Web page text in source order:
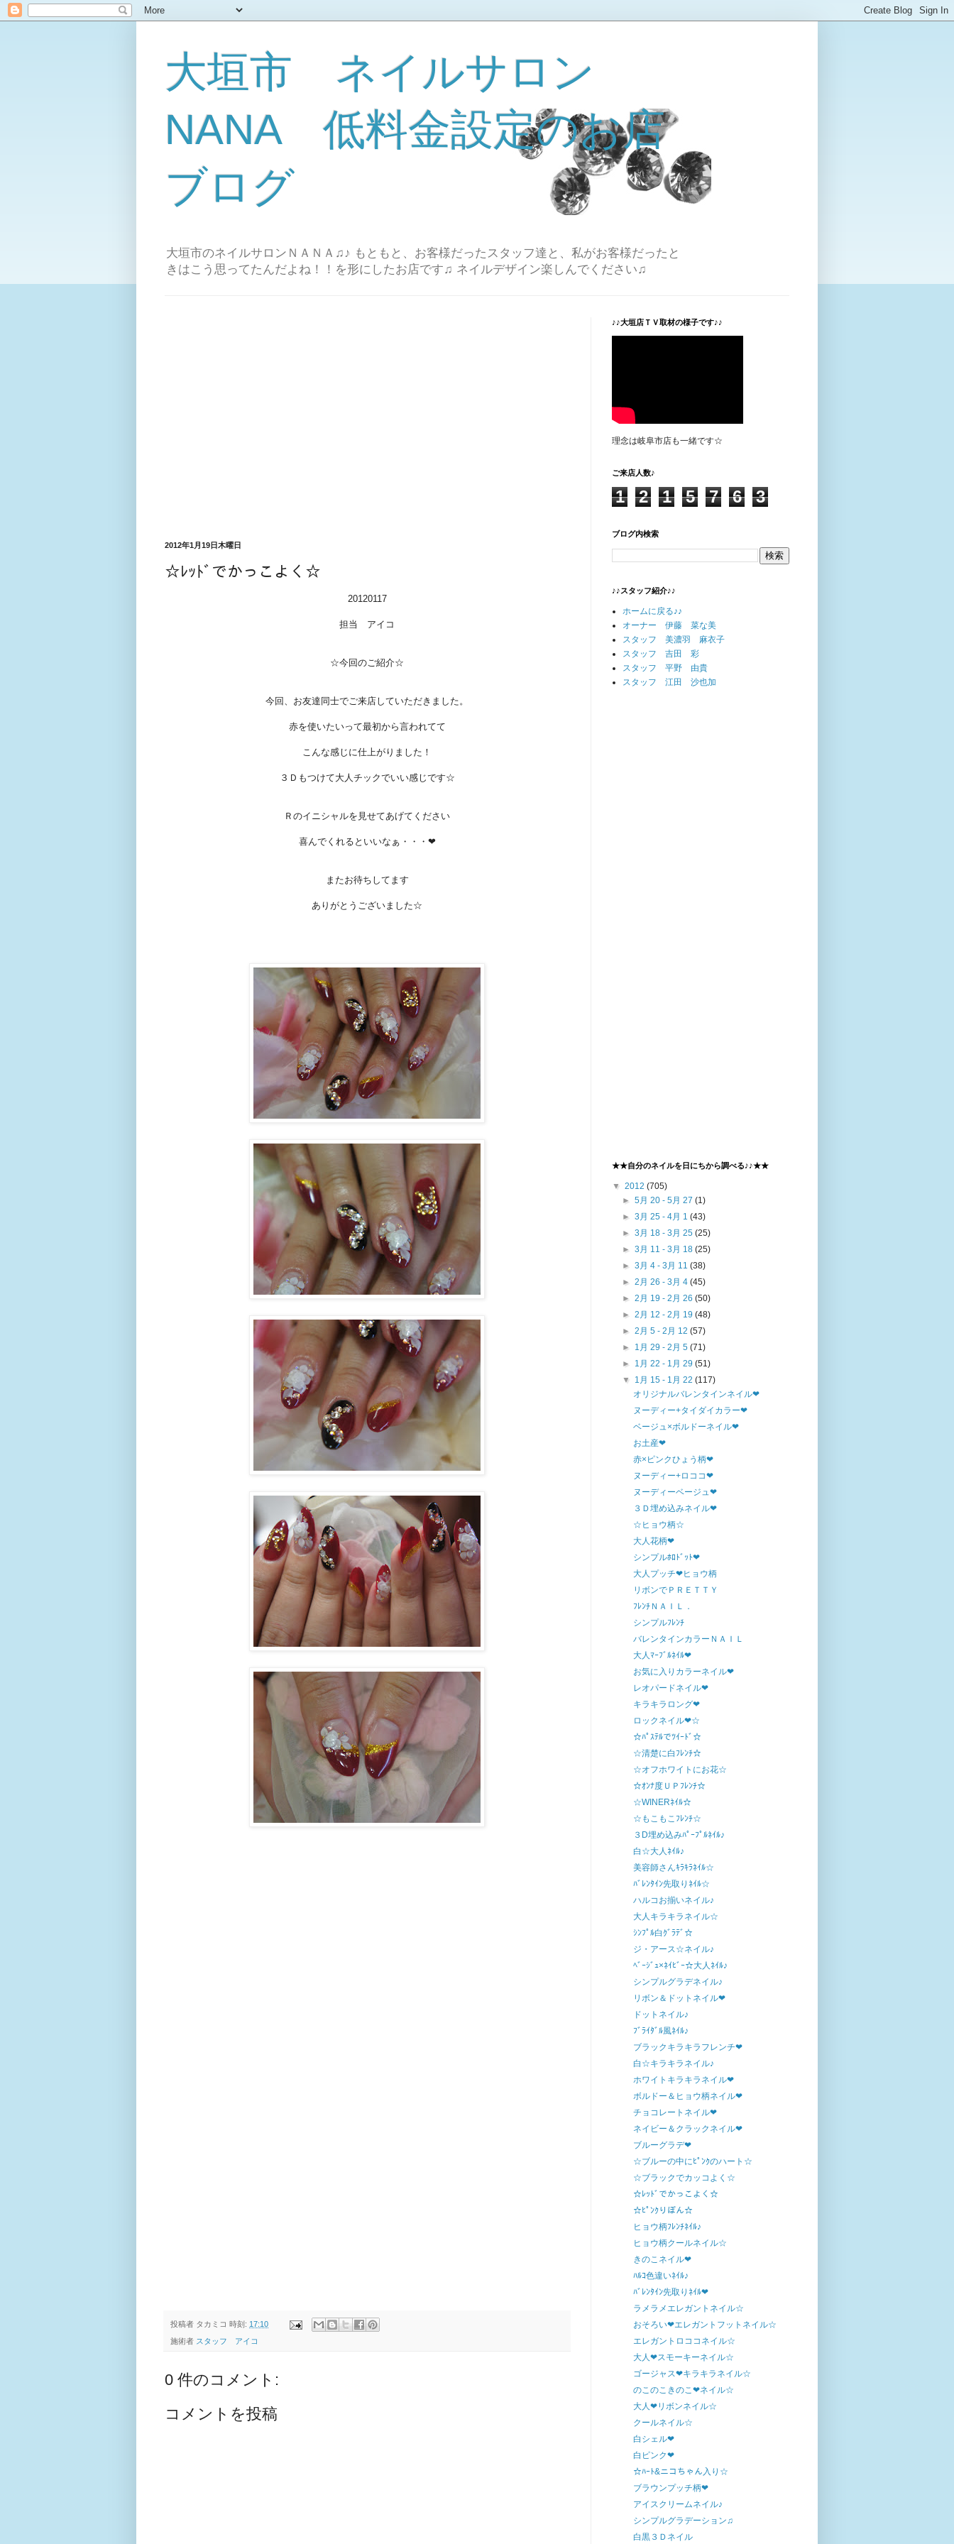
大垣市 ネイルサロン
NANA 低料金設定のお店
ブログ
大垣市のネイルサロンＮＡＮＡ♫♪ もともと、お客様だったスタッフ達と、私がお客様だったと
きはこう思ってたんだよね！！を形にしたお店です♫ ネイルデザイン楽しんでください♫
2012年1月19日木曜日
☆ﾚｯﾄﾞでかっこよく☆
20120117
担当 アイコ
☆今回のご紹介☆
今回、お友達同士でご来店していただきました。
赤を使いたいって最初から言われてて
こんな感じに仕上がりました！
３Ｄもつけて大人チックでいい感じです☆
Ｒのイニシャルを見せてあげてください
喜んでくれるといいなぁ・・・❤
またお待ちしてます
ありがとうございました☆
投稿者 タカミコ 時刻: 17:10
施術者 スタッフ アイコ
0 件のコメント:
コメントを投稿
♪♪大垣店ＴＶ取材の様子です♪♪
理念は岐阜市店も一緒です☆
ご来店人数♪
1 2 1 5 7 6 3
ブログ内検索
♪♪スタッフ紹介♪♪
ホームに戻る♪♪
オーナー 伊藤 菜な美
スタッフ 美濃羽 麻衣子
スタッフ 吉田 彩
スタッフ 平野 由貴
スタッフ 江田 沙也加
★★自分のネイルを日にちから調べる♪♪★★
▼ 2012 (705)
►5月 20 - 5月 27(1)
►3月 25 - 4月 1(43)
►3月 18 - 3月 25(25)
►3月 11 - 3月 18(25)
►3月 4 - 3月 11(38)
►2月 26 - 3月 4(45)
►2月 19 - 2月 26(50)
►2月 12 - 2月 19(48)
►2月 5 - 2月 12(57)
► 1月 29 - 2月 5(71)
► 1月 22 - 1月 29(51)
▼ 1月 15 - 1月 22(117)
オリジナルバレンタインネイル❤
ヌーディー+タイダイカラー❤
ベージュ×ボルドーネイル❤
お土産❤
赤×ピンクひょう柄❤
ヌーディー+ロココ❤
ヌーディーベージュ❤
３Ｄ埋め込みネイル❤
☆ヒョウ柄☆
大人花柄❤
シンプルﾎﾛﾄﾞｯﾄ❤
大人プッチ❤ヒョウ柄
リボンでＰＲＥＴＴＹ
ﾌﾚﾝﾁＮＡＩＬ．
シンプルﾌﾚﾝﾁ
バレンタインカラーＮＡＩＬ
大人ﾏｰﾌﾞﾙﾈｲﾙ❤
お気に入りカラーネイル❤
レオパードネイル❤
キラキラロング❤
ロックネイル❤☆
☆ﾊﾟｽﾃﾙでﾂｲｰﾄﾞ☆
☆清楚に白ﾌﾚﾝﾁ☆
☆オフホワイトにお花☆
☆ｵﾝﾅ度ＵＰﾌﾚﾝﾁ☆
☆WINERﾈｲﾙ☆
☆もこもこﾌﾚﾝﾁ☆
３D埋め込みﾊﾟｰﾌﾟﾙﾈｲﾙ♪
白☆大人ﾈｲﾙ♪
美容師さんｷﾗｷﾗﾈｲﾙ☆
ﾊﾞﾚﾝﾀｲﾝ先取りﾈｲﾙ☆
ハルコお揃いネイル♪
大人キラキラネイル☆
ｼﾝﾌﾟﾙ白ｸﾞﾗﾃﾞ☆
ジ・アース☆ネイル♪
ﾍﾞｰｼﾞｭ×ﾈｲﾋﾞｰ☆大人ﾈｲﾙ♪
シンプルグラデネイル♪
リボン＆ドットネイル❤
ドットネイル♪
ﾌﾞﾗｲﾀﾞﾙ風ﾈｲﾙ♪
ブラックキラキラフレンチ❤
白☆キラキラネイル♪
ホワイトキラキラネイル❤
ボルドー＆ヒョウ柄ネイル❤
チョコレートネイル❤
ネイビー＆クラックネイル❤
ブルーグラデ❤
☆ブルーの中にﾋﾟﾝｸのハート☆
☆ブラックでカッコよく☆
☆ﾚｯﾄﾞでかっこよく☆
☆ﾋﾟﾝｸりぼん☆
ヒョウ柄ﾌﾚﾝﾁﾈｲﾙ♪
ヒョウ柄クールネイル☆
きのこネイル❤
ﾊﾙｺ色違いﾈｲﾙ♪
ﾊﾞﾚﾝﾀｲﾝ先取りﾈｲﾙ❤
ラメラメエレガントネイル☆
おそろい❤エレガントフットネイル☆
エレガントロココネイル☆
大人❤スモーキーネイル☆
ゴージャス❤キラキラネイル☆
のこのこきのこ❤ネイル☆
大人❤リボンネイル☆
クールネイル☆
白シェル❤
白ピンク❤
☆ﾊｰﾄ&ニコちゃん入り☆
ブラウンプッチ柄❤
アイスクリームネイル♪
シンプルグラデーション♫
白黒３Ｄネイル